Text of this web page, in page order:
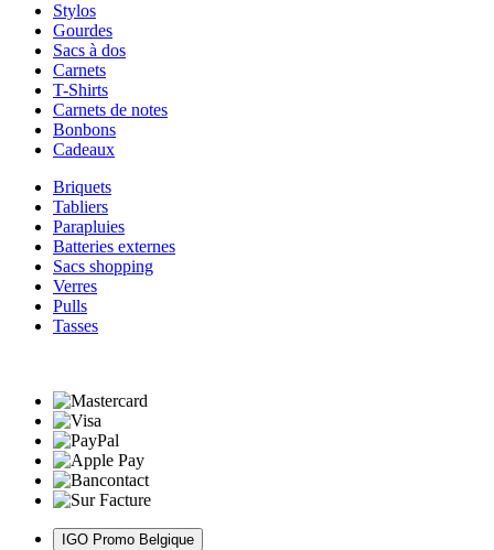
Stylos
Gourdes
Sacs à dos
Carnets
T-Shirts
Carnets de notes
Bonbons
Cadeaux
Briquets
Tabliers
Parapluies
Batteries externes
Sacs shopping
Verres
Pulls
Tasses
IGO Promo Belgique